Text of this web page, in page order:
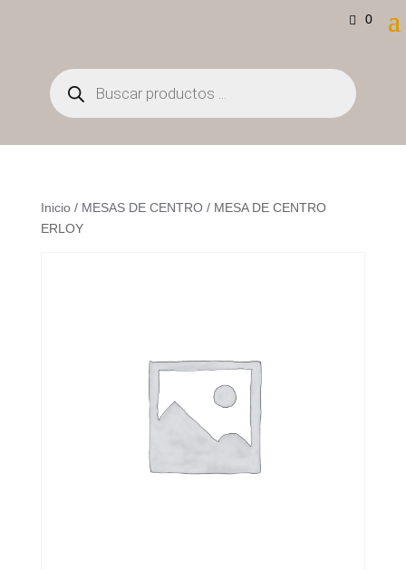
0
Búsqueda
de
productos
Inicio/ MESAS DE CENTRO/ MESA DE CENTRO
ERLOY